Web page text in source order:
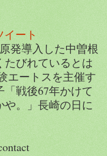
イート
発導入した中曽根
たびれているとは
エートスを主催す
戦後67年かけて
。」長崎の日に